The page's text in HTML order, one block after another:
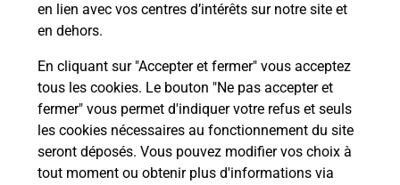
en lien avec vos centres d’intérêts sur notre site et
en dehors.
En cliquant sur "Accepter et fermer" vous acceptez
tous les cookies. Le bouton "Ne pas accepter et
fermer" vous permet d'indiquer votre refus et seuls
les cookies nécessaires au fonctionnement du site
seront déposés. Vous pouvez modifier vos choix à
tout moment ou obtenir plus d'informations via
FLEURY LES AUBRAIS
SAV E LECLERC FLEURY LES AUBRAIS